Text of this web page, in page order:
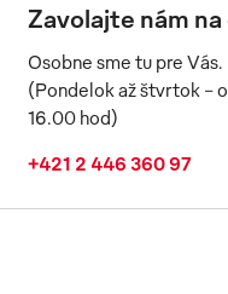
Zavolajte nám na
Osobne sme tu pre Vás.
(Pondelok až štvrtok -
16.00 hod)
+421 2 446 360 97